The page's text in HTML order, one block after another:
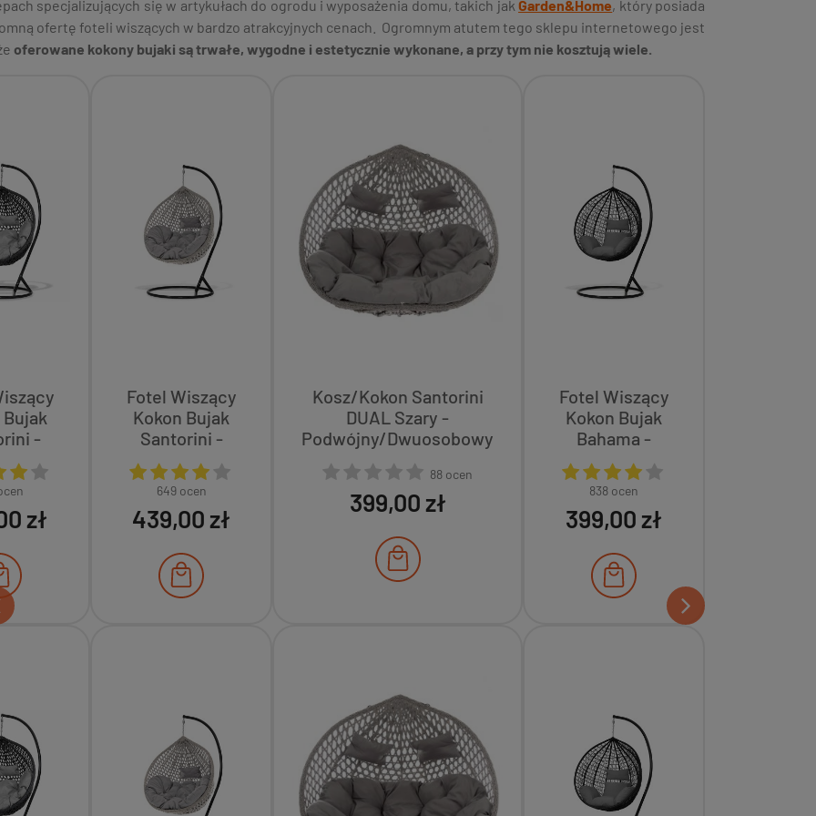
specjalizujących się w artykułach do ogrodu i wyposażenia domu, takich jakGarden&Home, który posiada
ofertę foteli wiszących w bardzo atrakcyjnych cenach. Ogromnym atutem tego sklepu internetowego jest
oferowane kokony bujaki są trwałe, wygodne i estetycznie wykonane, a przy tym nie kosztują wiele.
Bujak
-
Szara
zł
Fotel Wiszący
Kokon Bujak
Santorini -
Szary,
Poduszka Szara
649 ocen
439,00 zł
Kosz/Kokon Santorini
DUAL Szary -
Podwójny/Dwuosobowy
88 ocen
399,00 zł
Fotel Wiszący
Kokon Bujak
Bahama -
Czarny,
Poduszka Szara
838 ocen
399,00 zł